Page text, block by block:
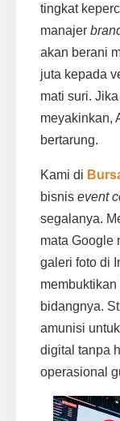
tingkat
manajer
akan berani
juta kepada
mati suri.
meyakinkan,
bertarung.
Kami di
bisnis event
segalanya.
mata Google
galeri foto di
bidangnya.
amunisi
digital tanpa
operasional